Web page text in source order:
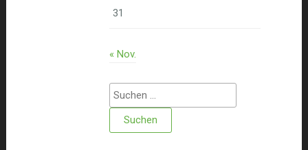
31
« Nov.
Suchen
nach: